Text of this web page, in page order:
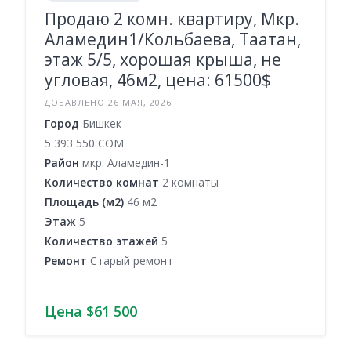
Продаю 2 комн. квартиру, Мкр.
Аламедин1/Кольбаева, Таатан,
этаж 5/5, хорошая крыша, не
угловая, 46м2, цена: 61500$
ДОБАВЛЕНО 26 МАЯ, 2026
Город Бишкек
5 393 550 COM
Район мкр. Аламедин-1
Количество комнат 2 комнаты
Площадь (м2) 46 м2
Этаж 5
Количество этажей 5
Ремонт Старый ремонт
Цена $61 500